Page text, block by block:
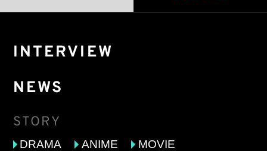
INTERVIEW
NEWS
STORY
DRAMA ANIME MOVIE